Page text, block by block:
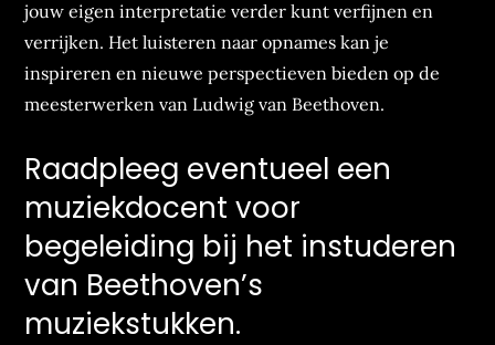
jouw eigen interpretatie verder kunt verfijnen en
verrijken. Het luisteren naar opnames kan je
inspireren en nieuwe perspectieven bieden op de
meesterwerken van Ludwig van Beethoven.
Raadpleeg eventueel een
muziekdocent voor
begeleiding bij het instuderen
van Beethoven’s
muziekstukken.